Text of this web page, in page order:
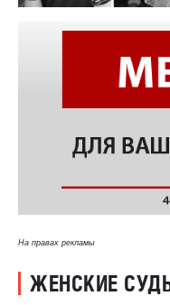
На правах рекламы
ЖЕНСКИЕ